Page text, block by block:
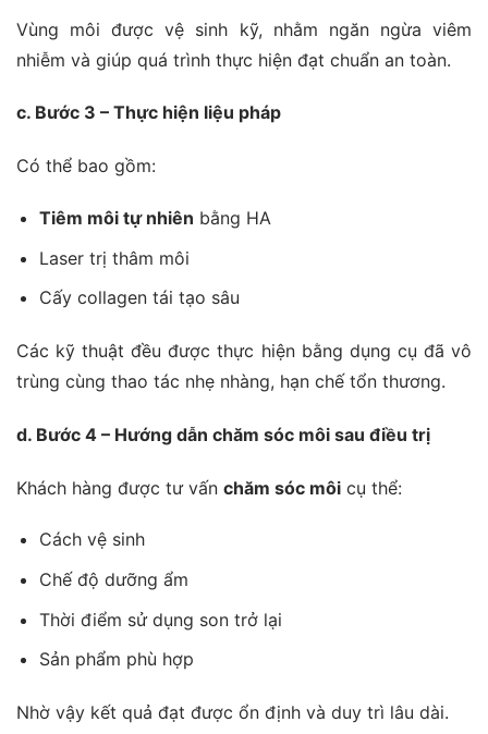
Vùng môi được vệ sinh kỹ, nhằm ngăn ngừa viêm
nhiễm và giúp quá trình thực hiện đạt chuẩn an toàn.
c. Bước 3 – Thực hiện liệu pháp
Có thể bao gồm:
Tiêm môi tự nhiên bằng HA
Laser trị thâm môi
Cấy collagen tái tạo sâu
Các kỹ thuật đều được thực hiện bằng dụng cụ đã vô
trùng cùng thao tác nhẹ nhàng, hạn chế tổn thương.
d. Bước 4 – Hướng dẫn chăm sóc môi sau điều trị
Khách hàng được tư vấn chăm sóc môi cụ thể:
Cách vệ sinh
Chế độ dưỡng ẩm
Thời điểm sử dụng son trở lại
Sản phẩm phù hợp
Nhờ vậy kết quả đạt được ổn định và duy trì lâu dài.